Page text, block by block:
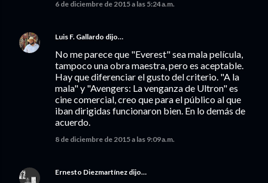
6 de diciembre de 2015 a las 5:24 a.m.
Luis F. Gallardo dijo…
No me parece que "Everest" sea mala película,
tampoco una obra maestra, pero es aceptable.
Hay que diferenciar el gusto del criterio. "A la
mala" y "Avengers: La venganza de Ultron" es
cine comercial, creo que para el público al que
iban dirigidas funcionaron bien. En lo demás de
acuerdo.
8 de diciembre de 2015 a las 9:09 a.m.
Ernesto Diezmartínez dijo…